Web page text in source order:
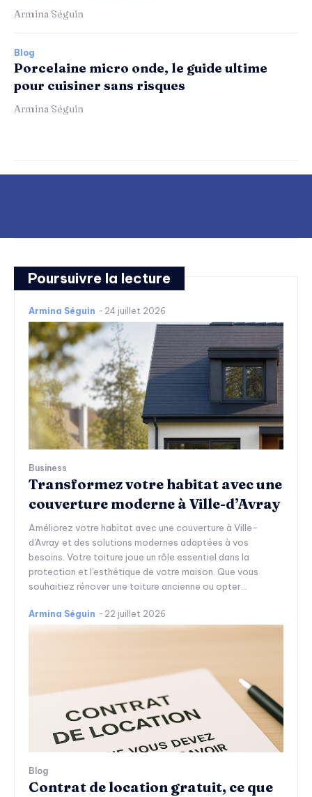
Armina Séguin
Blog
Porcelaine micro onde, le guide ultime
pour cuisiner sans risques
Armina Séguin
Poursuivre la lecture
Armina Séguin - 24 juillet 2026
Business
Transformez votre habitat avec une
couverture moderne à Ville-d’Avray
Améliorez votre habitat avec une couverture à Ville-
d'Avray et des solutions modernes adaptées à vos
besoins. Votre toiture joue un rôle essentiel dans la
protection et l'esthétique de votre maison. Que vous
souhaitiez rénover une toiture ancienne ou opter...
Armina Séguin - 22 juillet 2026
Blog
Contrat de location gratuit, ce que